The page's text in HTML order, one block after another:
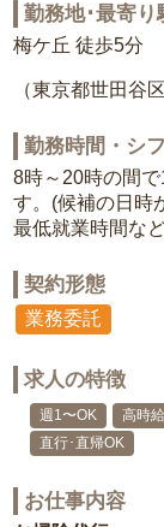
勤務地･最寄り
梅ケ丘 徒歩5分
（東京都世田谷
勤務時間・シ
8時～20時の間
す。(候補の日時
最低就業時間な
契約形態
業務委託
求人の特徴
週1〜OK 高時給
直行･直帰OK
お仕事内容